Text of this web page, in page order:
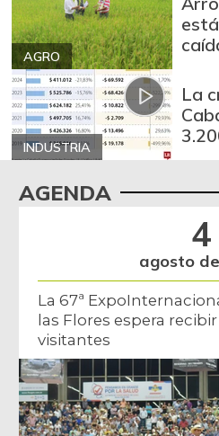
AGRO
INDUSTRIA
La
AGENDA
4
agosto
La 67ª
las Flores espera
visitantes